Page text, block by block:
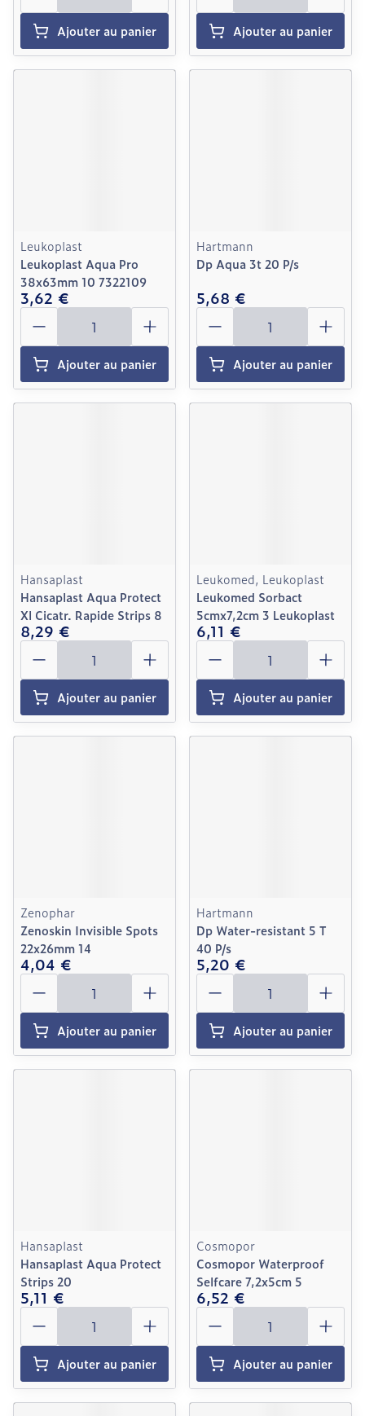
Ajouter au panier Ajouter au panier
Leukoplast
Leukoplast Aqua Pro
38x63mm 10 7322109
3,62 €
Quantité
Ajouter au panier
Hartmann
Dp Aqua 3t 20 P/s
5,68 €
Quantité
Ajouter au panier
Hansaplast
Hansaplast Aqua Protect
Xl Cicatr. Rapide Strips 8
8,29 €
Quantité
Ajouter au panier
Leukomed, Leukoplast
Leukomed Sorbact
5cmx7,2cm 3 Leukoplast
6,11 €
Quantité
Ajouter au panier
Zenophar
Zenoskin Invisible Spots
22x26mm 14
4,04 €
Quantité
Ajouter au panier
Hartmann
Dp Water-resistant 5 T
40 P/s
5,20 €
Quantité
Ajouter au panier
Hansaplast
Hansaplast Aqua Protect
Strips 20
5,11 €
Quantité
Ajouter au panier
Cosmopor
Cosmopor Waterproof
Selfcare 7,2x5cm 5
6,52 €
Quantité
Ajouter au panier